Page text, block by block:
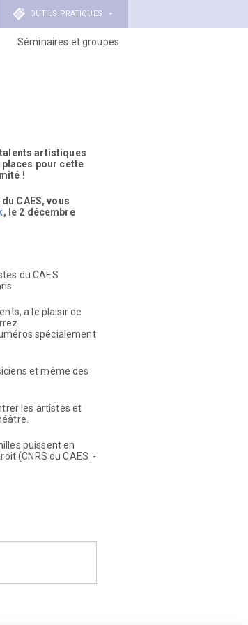
OUTILS PRATIQUES
Séminaires et groupes
talents artistiques
places pour cette
!
CAES, vous
, le 2 décembre
du CAES
a le plaisir de
spécialement
et même des
les artistes et
puissent en
(CNRS ou CAES -